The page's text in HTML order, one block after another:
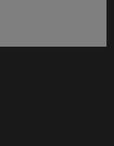
ventana)
en nueva ventana)
en nueva ventana)